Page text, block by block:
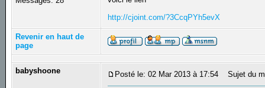
http://cjoint.com/?3CcqPYh5evX
Revenir en haut de
page
babyshoone Posté le: 02 Mar 2013 à 17:54 Sujet du